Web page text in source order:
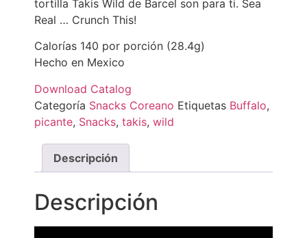
tortilla Takis Wild de Barcel son para ti. Sea
Real … Crunch This!
Calorías 140 por porción (28.4g)
Hecho en Mexico
Download Catalog
Categoría Snacks Coreano Etiquetas Buffalo,
picante, Snacks, takis, wild
Descripción
Descripción